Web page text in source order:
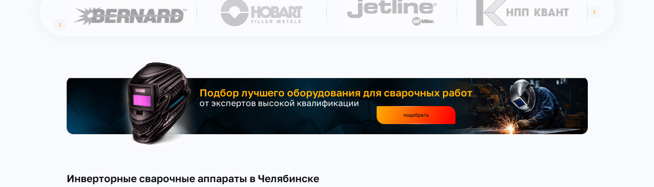
Подбор лучшего оборудования для сварочных работ
от экспертов высокой квалификации
подобрать
Инверторные сварочные аппараты в Челябинске